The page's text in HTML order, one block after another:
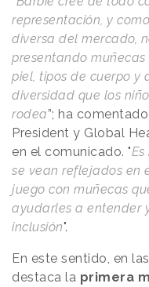
representación, y
diversa del mercado,
presentando
piel, tipos de cuerpo
diversidad que los
rodea”; ha
President y Global
en el comunicado. "
se vean reflejados en
juego con muñecas
ayudarles a entender
inclusión".
En este sentido, en
destaca la primera